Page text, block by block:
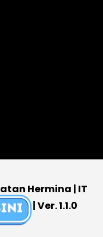
Hermina | IT
| Ver. 1.1.0